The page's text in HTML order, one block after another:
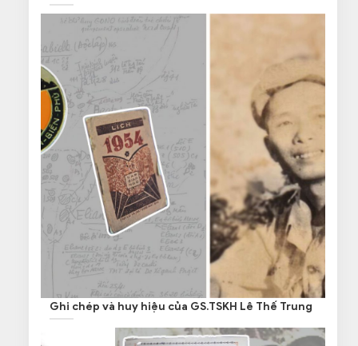
Ghi chép và huy hiệu của GS.TSKH Lê Thế Trung